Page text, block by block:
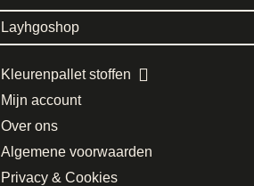
Layhgoshop
Kleurenpallet stoffen
Mijn account
Over ons
Algemene voorwaarden
Privacy & Cookies